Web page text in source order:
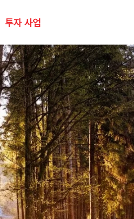
투자 사업